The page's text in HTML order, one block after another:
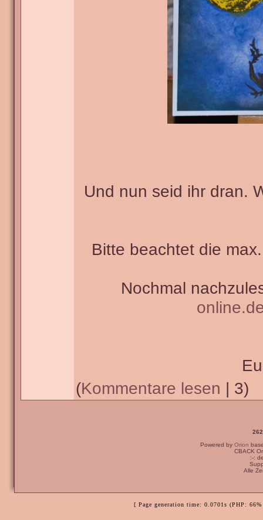
Und nun seid ihr dran.
Bitte beachtet die
Nochmal
(Kommentare lesen | 3)
Powered by Orion
CBACK
:-:
Alle
[ Page generation time: 0.0701s (PHP: